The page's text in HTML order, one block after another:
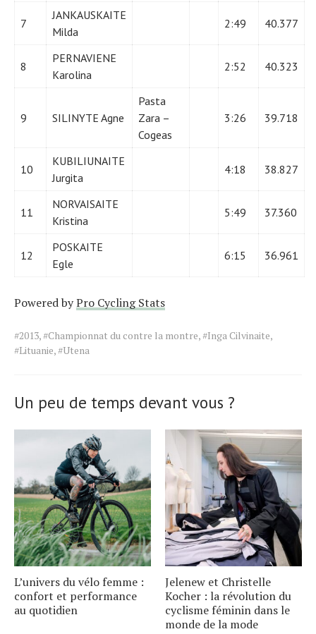
7
JANKAUSKAITE
Milda
2:49 40.377
8
PERNAVIENE
Karolina
2:52 40.323
9 SILINYTE Agne
Pasta
Zara –
Cogeas
3:26 39.718
10
KUBILIUNAITE
Jurgita
4:18 38.827
11
NORVAISAITE
Kristina
5:49 37.360
12
POSKAITE
Egle
6:15 36.961
Powered byPro Cycling Stats
Tags
for
#2013,#Championnat du contre la montre,#Inga Cilvinaite,
#Lituanie,#Utena
Un peu de temps devant vous ?
L’univers du vélo femme :
confort et performance
au quotidien
Jelenew et Christelle
Kocher : la révolution du
cyclisme féminin dans le
monde de la mode